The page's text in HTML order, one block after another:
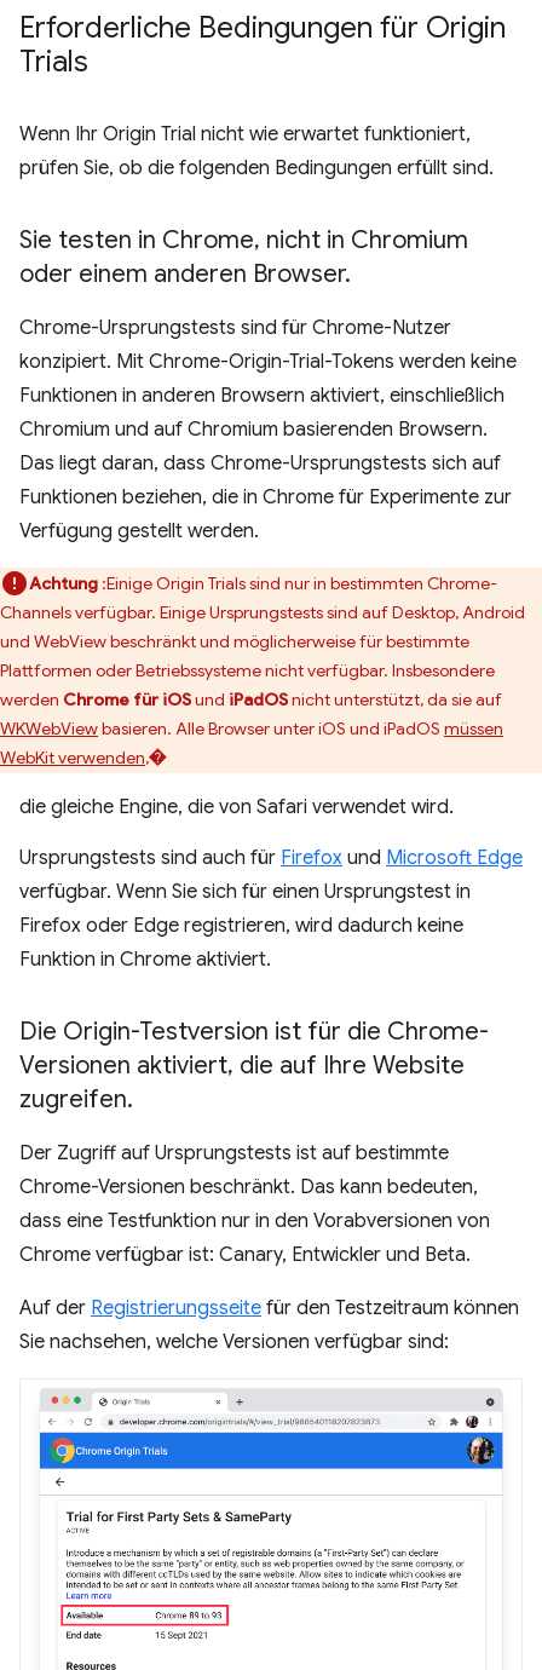
Erforderliche Bedingungen für Origin
Trials
Wenn Ihr Origin Trial nicht wie erwartet funktioniert,
prüfen Sie, ob die folgenden Bedingungen erfüllt sind.
Sie testen in Chrome, nicht in Chromium
oder einem anderen Browser.
Chrome-Ursprungstests sind für Chrome-Nutzer
konzipiert. Mit Chrome-Origin-Trial-Tokens werden keine
Funktionen in anderen Browsern aktiviert, einschließlich
Chromium und auf Chromium basierenden Browsern.
Das liegt daran, dass Chrome-Ursprungstests sich auf
Funktionen beziehen, die in Chrome für Experimente zur
Verfügung gestellt werden.
Achtung :Einige Origin Trials sind nur in bestimmten Chrome-
Channels verfügbar. Einige Ursprungstests sind auf Desktop, Android
und WebView beschränkt und möglicherweise für bestimmte
Plattformen oder Betriebssysteme nicht verfügbar. Insbesondere
werden Chrome für iOSund iPadOSnicht unterstützt, da sie auf
WKWebViewbasieren. Alle Browser unter iOS und iPadOS müssen
WebKit verwenden,�
die gleiche Engine, die von Safari verwendet wird.
Ursprungstests sind auch für Firefox und Microsoft Edge
verfügbar. Wenn Sie sich für einen Ursprungstest in
Firefox oder Edge registrieren, wird dadurch keine
Funktion in Chrome aktiviert.
Die Origin-Testversion ist für die Chrome-
Versionen aktiviert, die auf Ihre Website
zugreifen.
Der Zugriff auf Ursprungstests ist auf bestimmte
Chrome-Versionen beschränkt. Das kann bedeuten,
dass eine Testfunktion nur in den Vorabversionen von
Chrome verfügbar ist: Canary, Entwickler und Beta.
Auf der Registrierungsseite für den Testzeitraum können
Sie nachsehen, welche Versionen verfügbar sind: